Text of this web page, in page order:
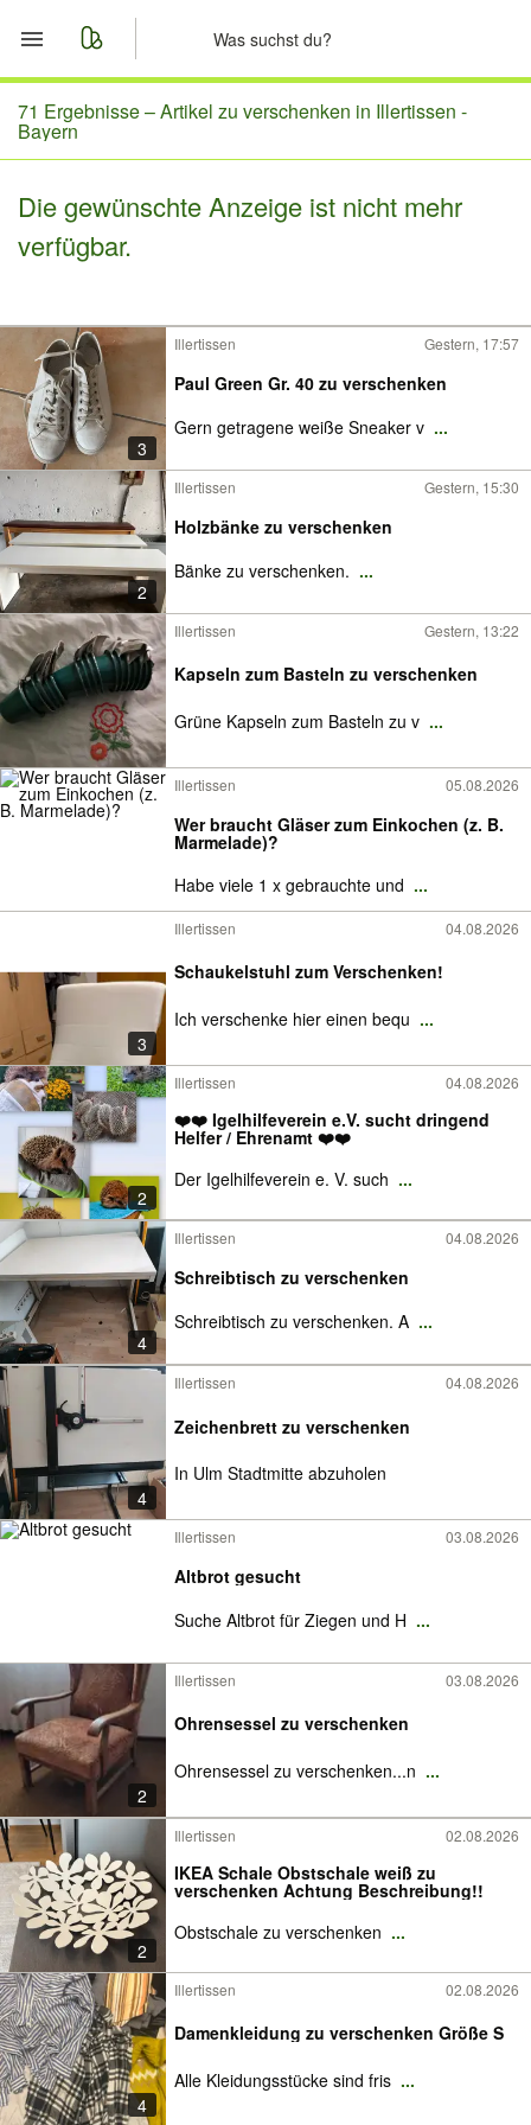
Start
Merkliste
Nachrichten
71 Ergebnisse –Artikel zu verschenken in Illertissen -
Bayern
Die gewünschte Anzeige ist nicht mehr
verfügbar.
3
Illertissen Gestern, 17:57
Paul Green Gr. 40 zu verschenken
Gern getragene weiße Sneaker v ...
2
Illertissen Gestern, 15:30
Holzbänke zu verschenken
Bänke zu verschenken. ...
Illertissen Gestern, 13:22
Kapseln zum Basteln zu verschenken
Grüne Kapseln zum Basteln zu v ...
Illertissen 05.08.2026
Wer braucht Gläser zum Einkochen (z. B.
Marmelade)?
Habe viele 1 x gebrauchte und ...
3
Illertissen 04.08.2026
Schaukelstuhl zum Verschenken!
Ich verschenke hier einen bequ ...
2
Illertissen 04.08.2026
❤️❤️ Igelhilfeverein e.V. sucht dringend
Helfer / Ehrenamt ❤️❤️
Der Igelhilfeverein e. V. such ...
4
Illertissen 04.08.2026
Schreibtisch zu verschenken
Schreibtisch zu verschenken. A ...
4
Illertissen 04.08.2026
Zeichenbrett zu verschenken
In Ulm Stadtmitte abzuholen
Illertissen 03.08.2026
Altbrot gesucht
Suche Altbrot für Ziegen und H ...
2
Illertissen 03.08.2026
Ohrensessel zu verschenken
Ohrensessel zu verschenken...n ...
2
Illertissen 02.08.2026
IKEA Schale Obstschale weiß zu
verschenken Achtung Beschreibung!!
Obstschale zu verschenken ...
4
Illertissen 02.08.2026
Damenkleidung zu verschenken Größe S
Alle Kleidungsstücke sind fris ...